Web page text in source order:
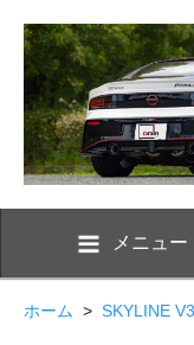
メニュー
ホーム > SKYLINE